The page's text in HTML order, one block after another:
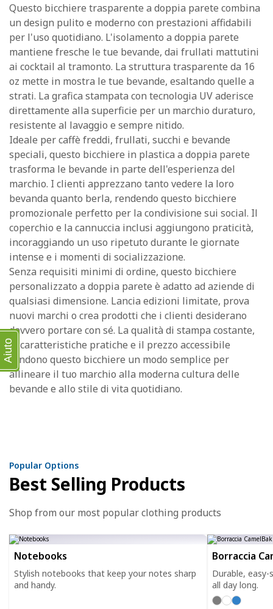
Questo bicchiere trasparente a doppia parete combina
un design pulito e moderno con prestazioni affidabili
per l'uso quotidiano. L'isolamento a doppia parete
mantiene fresche le tue bevande, dai frullati mattutini
ai cocktail al tramonto. La struttura trasparente da 16
oz mette in mostra le tue bevande, esaltando quelle a
strati. La grafica stampata con tecnologia UV aderisce
direttamente alla superficie per un marchio duraturo,
resistente al lavaggio e sempre nitido.
Ideale per caffè freddi, frullati, succhi e bevande
speciali, questo bicchiere in plastica a doppia parete
trasforma le bevande in parte dell'esperienza del
marchio. I clienti apprezzano tanto vedere la loro
bevanda quanto berla, rendendo questo bicchiere
promozionale perfetto per la condivisione sui social. Il
coperchio e la cannuccia inclusi aggiungono praticità,
incoraggiando un uso ripetuto durante le giornate
intense e i momenti di socializzazione.
Senza requisiti minimi di ordine, questo bicchiere
personalizzato a doppia parete è adatto ad aziende di
qualsiasi dimensione. Lancia edizioni limitate, prova
nuovi marchi o crea prodotti che i clienti desiderano
davvero portare con sé. La qualità di stampa costante,
le caratteristiche pratiche e il prezzo accessibile
rendono questo bicchiere un modo semplice per
allineare il tuo marchio alla moderna cultura delle
bevande e allo stile di vita quotidiano.
Popular Options
Best Selling Products
Shop from our most popular clothing products
Notebooks
Stylish notebooks that keep your notes sharp
and handy.
Borraccia
Durable,
all day long.
Aiuto